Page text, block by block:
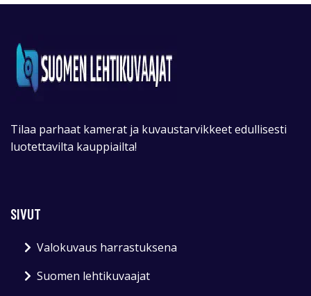
Tilaa parhaat kamerat ja kuvaustarvikkeet edullisesti
luotettavilta kauppiailta!
SIVUT
Valokuvaus harrastuksena
Suomen lehtikuvaajat